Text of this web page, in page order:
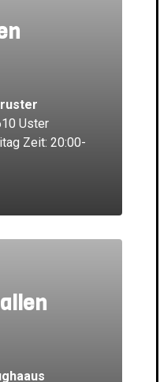
Uster
Zeit: 20:00-